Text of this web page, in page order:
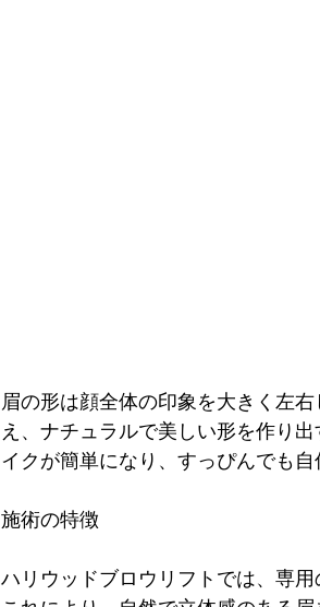
眉の形は顔全体の印象を大きく左
え、ナチュラルで美しい形を作り
イクが簡単になり、すっぴんでも
施術の特徴
ハリウッドブロウリフトでは、専